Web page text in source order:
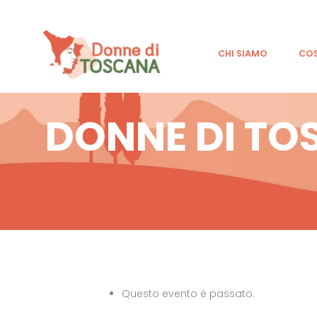
CHI SIAMO
DONNE DI
Questo evento è passato.